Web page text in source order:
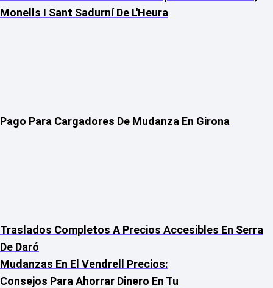
Monells I Sant Sadurní De L'Heura
Pago Para Cargadores De Mudanza En Girona
Traslados Completos A Precios Accesibles En Serra
De Daró
Mudanzas En El Vendrell Precios:
Consejos Para Ahorrar Dinero En Tu